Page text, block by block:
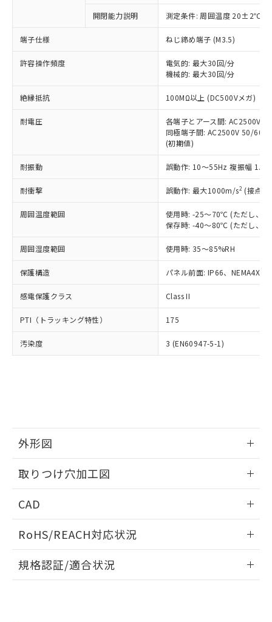
開閉能力説明 測定条件: 周囲温度 20±2℃、
端子仕様 ねじ締め端子 (M3.5)
許容操作頻度
電気的: 最大30回/分
機械的: 最大30回/分
絶縁抵抗 100MΩ以上 (DC500Vメガ)
耐電圧
各端子とアース間: AC2500V
同極端子間: AC2500V 50/
(初期値)
耐振動 誤動作: 10～55Hz 複振幅
耐衝撃 誤動作: 最大1000m/s2 (接点
周囲温度範囲
使用時: -25～70℃ (ただし、氷
保存時: -40～80℃ (ただし、氷
周囲湿度範囲 使用時: 35～85%RH
保護構造 パネル前面: IP66、NEMA4X,
感電保護クラス Class II
PTI（トラッキング特性） 175
汚染度 3 (EN60947-5-1)
外形図
取りつけ穴加工図
CAD
ドすることができます。
ログイン/会員登録
RoHS/REACH対応状況
EU RoHS 注意事項・凡例
規格認証/適合状況
以下の条件をお読みいただき、同意のうえ
ご利用ください。
本サービスは、当社制御機器事業取扱
商品の当社在庫状況および標準価格
当社制御機器事業取扱商品の中には、
本サービスの対象外となる商品もある
ことをご了承ください。
在庫状況および標準価格照会結果は、
記載している更新日時点での社内デー
タに基づき作成されるものであり、閲
覧された時点での実際の在庫および標
準価格とは異なる場合があることをご
正式な納期状況および標準価格はお客
様のお取引先、またはお客様担当のオ
ムロン制御機器販売店・当社販売員に
オムロン制御機器販売店や当社販売拠
販売ネットワーク
」をご確認
ください。
在庫状況および標準価格結果を当社の
事前の承諾なく第三者に漏洩または開
マイパーツ機能（部品リスト作成サー
および当社の共同利用者が、当社の製
※当社の共同利用者とは、
の共同利用に関して"
の「1.共同利
対応予定なし：EU RoHS指令（10物質）の
非含有に非対応の商品で、対応品を出す予
定はありません。
調査・確認中：EU RoHS指令（10物質）の
非含有の対応状況を調査中または確認中の
非該当品：ライセンス料など無形物で、有
害物質有無と関係のない商品です。
いたものが、含有品と判明した場合などや
むを得ず変更することがあります。
六価クロム(Cr(Ⅵ)) 1000ppm以下、ポリ臭化ビフェニル
類(PBB) 1000ppm以下、ポリ臭化ジフェニルエーテル類
(PBDE) 1000ppm以下、フタル酸ビス(2-エチルヘキシ
ル) (DEHP)(別名：DOP) 1000ppm以下、フタル酸ブチ
ルベンジル（BBP） 1000ppm以下、フタル酸ジブチル
（DBP） 1000ppm以下、フタル酸ジイソブチル
(DIBP) 1000ppm以下
フタル酸エステル類の４物質については閾値を超える意
図的な使用がないことを確認しています。
※2 対応予定月
部品在庫の切り替え状況などにより、予定
月が前後することがあります。
とができます。
EU RoHS指令（10物質）の非含有証明書
ものではありません。
また、RoHS指令のフタル酸エステル類４
物質の対応では、対応完了までの期間は出
荷製品に未対応品が混在することから備考
欄に対応日を記載しておりました。
※1 中国RoHS○×表
「○」：最大均質材料含有率が中国RoHSの
基準値以下であることを示します。
「×」：最大均質材料含有率が中国RoHSの
基準値を超えていることを示します。
「－」：未確認です。当社販売部門へお問
*中国RoHS10物質の基準値 (GB/T26572)：
Pb(鉛) :1000ppm、 Hg(水銀) : 1000ppm、 Cd(カドミウ
Cr(Ⅵ)(六価クロム) : 1000ppm、 PBBs(ポリ臭化ビフェ
ニル類) : 1000ppm、 PBDEs(ポリ臭化ジフェニルエーテ
DBP(フタル酸ジブチル) : 1000ppm、 DIBP(フタル酸ジ
イソブチル) : 1000ppm、 BBP(フタル酸ブチルベンジ
ル) : 1000ppm、
DEHP(フタル酸ビス(2-エチルヘキシル)) : 1000ppm
※2 環境保護使用期限
「ｅ」：有害物質（10物質）のすべてが基
準値以下であることを示します。
「10」：通常の使用状況下において有害物
質が外部に漏えいし、環境に深刻な影響を
当社は、これら貴社製品のうち、外国
為替および外国貿易法に定める商品
（以下｢規制貨物等」という）を輸出
または国外への提供する場合は、日本
国政府の輸出許可(または役務取引許
可)を取得するなどの必要な手続きを
当社は規制貨物を破棄する場合は、完
全に破砕するなど、違法に輸出されな
いよう必要な手段を講じます。
ル、化学兵器、生物兵器またはその他
武器並びにこれらの製造装置等に一切
使用いたしません。
当社は、貴社製品を第三者に販売する
場合は、上記1、2および3の内容を当
該第三者に通知します。また当社は、
販売先および販売に係わる関係者が違
法に輸出するおそれがある場合は、取
○ 一定数以上の在庫あり
一定数には満たないが在庫あり
在庫なし(最新の在庫状況につ
いては、お客様のお取引先、ま
たはお客様担当のオムロン制御
機器販売店・当社販売員にご確
認ください)
受注生産機種、また在庫状況の